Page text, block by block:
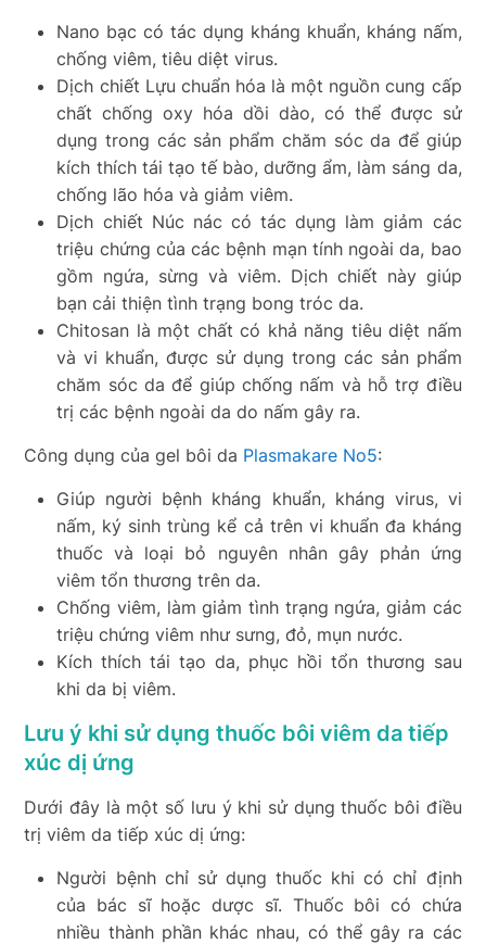
Nano bạc có tác dụng kháng khuẩn, kháng nấm,
chống viêm, tiêu diệt virus.
Dịch chiết Lựu chuẩn hóa là một nguồn cung cấp
chất chống oxy hóa dồi dào, có thể được sử
dụng trong các sản phẩm chăm sóc da để giúp
kích thích tái tạo tế bào, dưỡng ẩm, làm sáng da,
chống lão hóa và giảm viêm.
Dịch chiết Núc nác có tác dụng làm giảm các
triệu chứng của các bệnh mạn tính ngoài da, bao
gồm ngứa, sừng và viêm. Dịch chiết này giúp
bạn cải thiện tình trạng bong tróc da.
Chitosan là một chất có khả năng tiêu diệt nấm
và vi khuẩn, được sử dụng trong các sản phẩm
chăm sóc da để giúp chống nấm và hỗ trợ điều
trị các bệnh ngoài da do nấm gây ra.
Công dụng của gel bôi da Plasmakare No5:
Giúp người bệnh kháng khuẩn, kháng virus, vi
nấm, ký sinh trùng kể cả trên vi khuẩn đa kháng
thuốc và loại bỏ nguyên nhân gây phản ứng
viêm tổn thương trên da.
Chống viêm, làm giảm tình trạng ngứa, giảm các
triệu chứng viêm như sưng, đỏ, mụn nước.
Kích thích tái tạo da, phục hồi tổn thương sau
khi da bị viêm.
Lưu ý khi sử dụng thuốc bôi viêm da tiếp
xúc dị ứng
Dưới đây là một số lưu ý khi sử dụng thuốc bôi điều
trị viêm da tiếp xúc dị ứng:
Người bệnh chỉ sử dụng thuốc khi có chỉ định
của bác sĩ hoặc dược sĩ. Thuốc bôi có chứa
nhiều thành phần khác nhau, có thể gây ra các